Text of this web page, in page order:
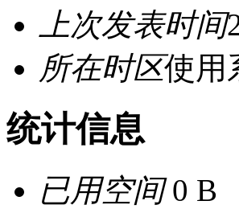
上次发表时间
所在时区使用
统计信息
已用空间0 B